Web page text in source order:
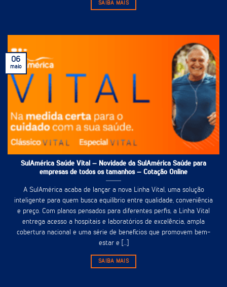
SAIBA MAIS
SulAmérica Saúde Vital – Novidade da SulAmérica Saúde para
empresas de todos os tamanhos – Cotação Online
A SulAmérica acaba de lançar a nova Linha Vital, uma solução
inteligente para quem busca equilíbrio entre qualidade, conveniência
e preço. Com planos pensados para diferentes perfis, a Linha Vital
entrega acesso a hospitais e laboratórios de excelência, ampla
cobertura nacional e uma série de benefícios que promovem bem-
estar e [...]
SAIBA MAIS
06
maio